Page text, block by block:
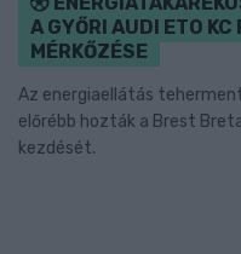
A GYŐRI AUDI ETO
MÉRKŐZÉSE
Az energiaellátás
előrébb hozták a Brest
kezdését.